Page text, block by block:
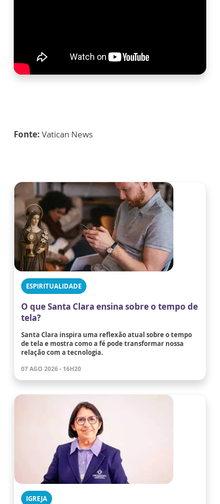
Fonte: Vatican News
ESPIRITUALIDADE
O que Santa Clara ensina sobre o tempo de
tela?
Santa Clara inspira uma reflexão atual sobre o tempo
de tela e mostra como a fé pode transformar nossa
relação com a tecnologia.
07 AGO 2026 - 16H20
IGREJA